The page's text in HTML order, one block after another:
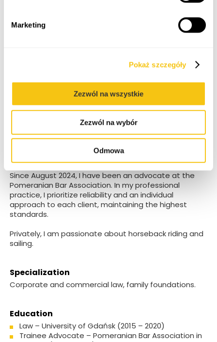
Marketing
Pokaż szczegóły
Zezwól na wszystkie
Zezwól na wybór
Odmowa
Financial Markets and Insurance Law
Family Foundation and Family Office
As a trainee advocate, I gained professional
experience in commercial and civil law, including
handling of foreign currency-linked mortgages. I
completed a specialized course in procedural law.
Since August 2024, I have been an advocate at the
Pomeranian Bar Association. In my professional
practice, I prioritize reliability and an individual
approach to each client, maintaining the highest
standards.
Privately, I am passionate about horseback riding and
sailing.
Specialization
Corporate and commercial law, family foundations.
Education
Law – University of Gdańsk (2015 – 2020)
Trainee Advocate – Pomeranian Bar Association in